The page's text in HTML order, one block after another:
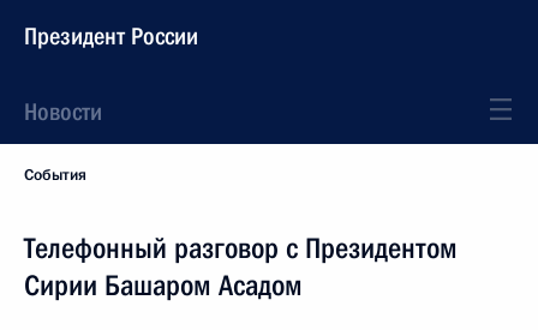
Президент России
Новости
События
Телефонный разговор с Президентом
Сирии Башаром Асадом